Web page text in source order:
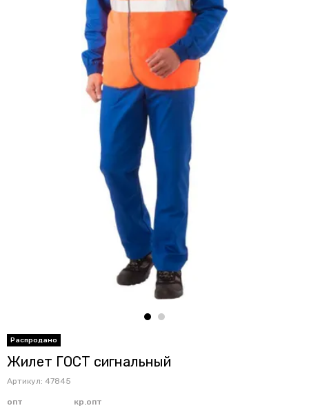
Жилет ГОСТ сигнальный
Артикул: 47845
опт кр.опт